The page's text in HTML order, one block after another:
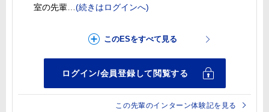
室の先輩
この先輩のインターン体験記を見る